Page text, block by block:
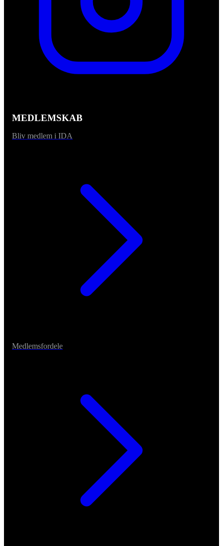
MEDLEMSKAB
Bliv medlem i IDA
Medlemsfordele